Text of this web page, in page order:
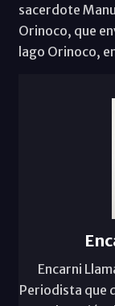
sacerdote
Orinoco, que
lago Orinoco,
Encarni
Periodista que